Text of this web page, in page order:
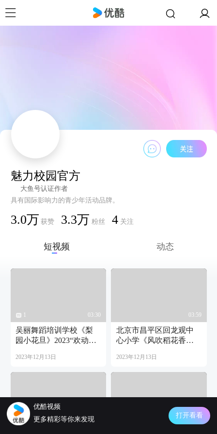
魅力校园官方
大鱼号认证作者
具有国际影响力的青少年活动品牌。
3.0万 获赞 3.3万 粉丝 4 关注
短视频 动态
03:30
吴丽舞蹈培训学校《梨
园小花旦》2023“欢动北
化艺术交流周
2023年12月13日
03:59
北京市昌平区回龙观中
心小学《风吹稻花香》
际青少年文化艺术交流
周
2023年12月13日
06:54 06:00
优酷视频
更多精彩等你来发现
打开看看